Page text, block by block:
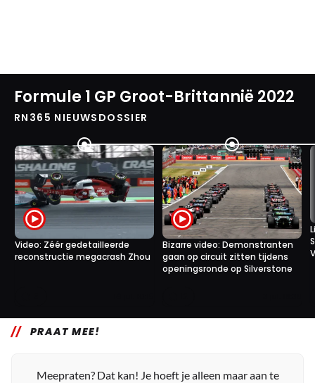
Formule 1 GP Groot-Brittannië 2022
RN365 NIEUWSDOSSIER
Video: Zéér gedetailleerde
reconstructie megacrash Zhou
Bizarre video: Demonstranten
gaan op circuit zitten tijdens
openingsronde op Silverstone
PRAAT MEE!
Meepraten? Dat kan! Je hoeft je alleen maar aan te